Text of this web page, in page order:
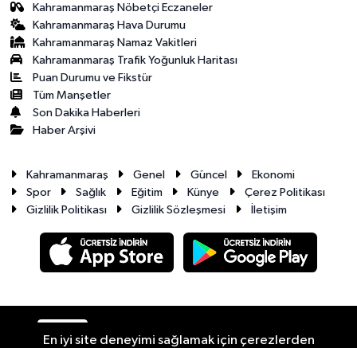
Kahramanmaraş Nöbetçi Eczaneler
Kahramanmaraş Hava Durumu
Kahramanmaraş Namaz Vakitleri
Kahramanmaraş Trafik Yoğunluk Haritası
Puan Durumu ve Fikstür
Tüm Manşetler
Son Dakika Haberleri
Haber Arşivi
Kahramanmaraş Genel Güncel
Ekonomi
Spor
Sağlık Eğitim Künye
Çerez Politikası
Gizlilik Politikası
Gizlilik Sözleşmesi İletişim
En iyi site deneyimi sağlamak için çerezlerden